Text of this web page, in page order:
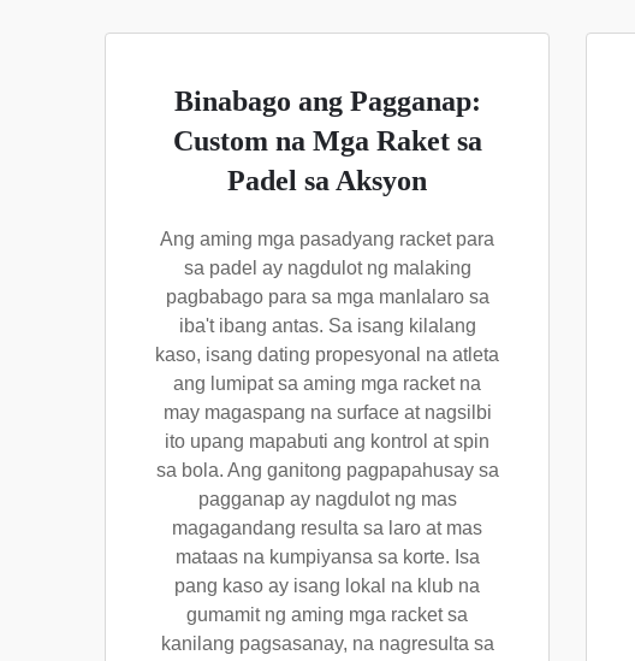
Binabago ang Pagganap:
Custom na Mga Raket sa
Padel sa Aksyon
Ang aming mga pasadyang racket para
sa padel ay nagdulot ng malaking
pagbabago para sa mga manlalaro sa
iba't ibang antas. Sa isang kilalang
kaso, isang dating propesyonal na atleta
ang lumipat sa aming mga racket na
may magaspang na surface at nagsilbi
ito upang mapabuti ang kontrol at spin
sa bola. Ang ganitong pagpapahusay sa
pagganap ay nagdulot ng mas
magagandang resulta sa laro at mas
mataas na kumpiyansa sa korte. Isa
pang kaso ay isang lokal na klub na
gumamit ng aming mga racket sa
kanilang pagsasanay, na nagresulta sa